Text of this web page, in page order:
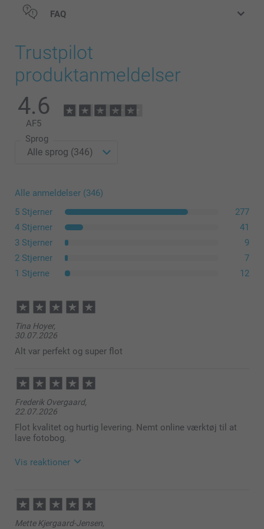
Mat Premiumpapir 300 g
Moderne Opbevaringsboks
Fra 149,00 / stk
Priser for tilvalg og tilgængelighed
FAQ
Trustpilot
produktanmeldelser
4.6
AF5
Sprog
Alle anmeldelser (346)
5 Stjerner
277
4 Stjerner
41
3 Stjerner
9
2 Stjerner
7
1 Stjerne
12
Tina Hoyer,
30.07.2026
Alt var perfekt og super flot
Frederik Overgaard,
22.07.2026
Flot kvalitet og hurtig levering. Nemt online værktøj til at
lave fotobog.
Vis reaktioner
11:32
Hej Frederik,
Mette Kjergaard-Jensen,